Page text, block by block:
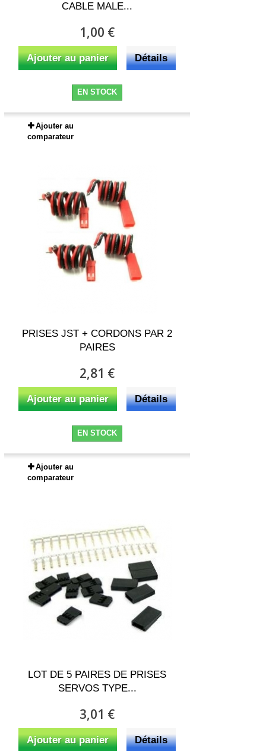
CABLE MALE...
1,00 €
Ajouter au panier Détails
EN STOCK
Ajouter au
comparateur
PRISES JST + CORDONS PAR 2
PAIRES
2,81 €
Ajouter au panier Détails
EN STOCK
Ajouter au
comparateur
LOT DE 5 PAIRES DE PRISES
SERVOS TYPE...
3,01 €
Ajouter au panier Détails